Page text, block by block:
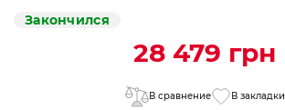
Закончился
28 479 грн
В сравнение В закладки